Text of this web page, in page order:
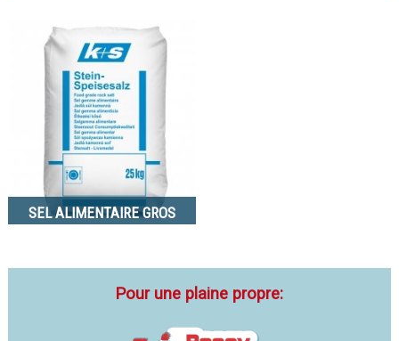
SEL ALIMENTAIRE GROS
Pour une plaine propre: